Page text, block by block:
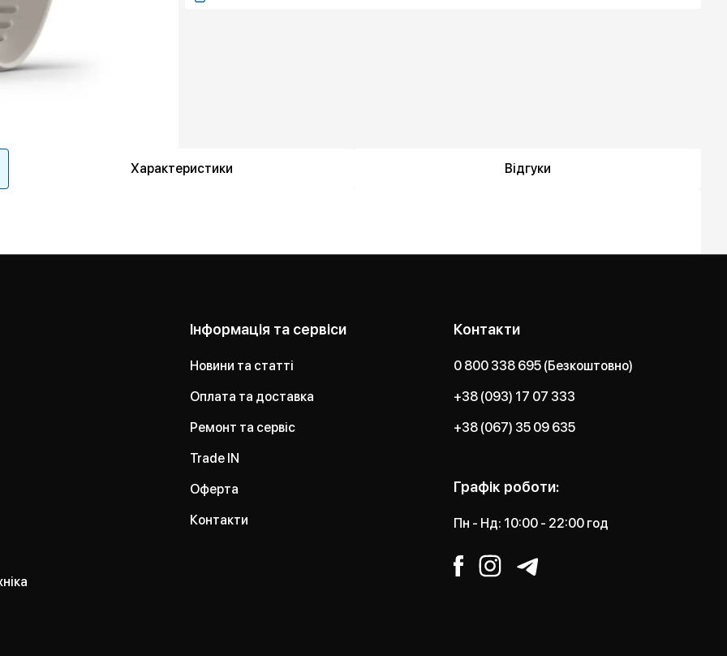
Характеристики Відгуки
Інформація та сервіси
Новини та статті
Оплата та доставка
Ремонт та сервіс
Trade IN
Оферта
Контакти
Контакти
0 800 338 695 (Безкоштовно)
+38 (093) 17 07 333
+38 (067) 35 09 635
Графік роботи:
Пн - Нд: 10:00 - 22:00 год